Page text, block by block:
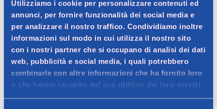
Utilizziamo i cookie per personalizzare contenuti ed
annunci, per fornire funzionalità dei social media e
per analizzare il nostro traffico. Condividiamo inoltre
informazioni sul modo in cui utilizza il nostro sito
con i nostri partner che si occupano di analisi dei dati
web, pubblicità e social media, i quali potrebbero
combinarle con altre informazioni che ha fornito loro
o che hanno raccolto dal suo utilizzo dei loro servizi.
Dettagli prodotto
Balsamo ristrutturante